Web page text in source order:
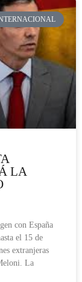
LA
con España
el 15 de
extranjeras
La